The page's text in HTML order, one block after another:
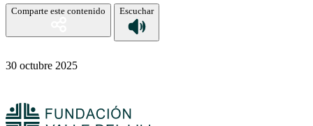
Comparte este contenido Escuchar
30 octubre 2025